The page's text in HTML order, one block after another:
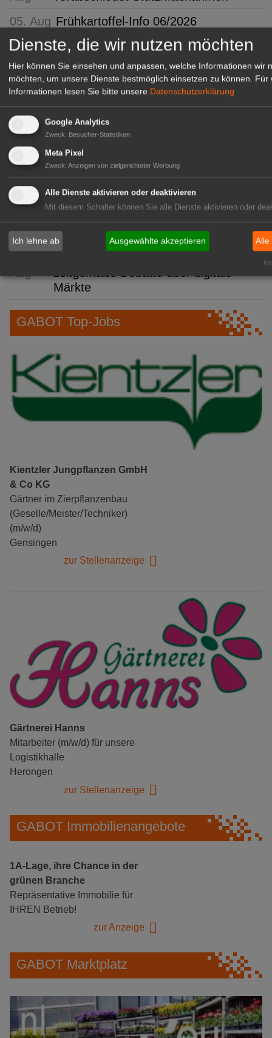
05. Aug Frühkartoffel-Info 06/2026
05.
Aug
Österreich: Erfolgreicher Auftakt für
"HORNBACH macht Schule"
05.
Schweiz: Der zwetschgenblaue
GaLaBau 2026: Vernetzung schafft
Mehrwert
05.
Aug
Gartenbau im Norden:
Nachwuchsgärtner*innen
freigesprochen
05.
Aug
DWD: Deutschlandwetter im Juli
2026
Aug
zeitgemäße Debatte über digitale
Märkte
GABOT Top-Jobs
Kientzler Jungpflanzen GmbH
& Co KG
Gärtner im Zierpflanzenbau
(Geselle/Meister/Techniker)
(m/w/d)
Gensingen
zur Stellenanzeige
Gärtnerei Hanns
Mitarbeiter (m/w/d) für unsere
Logistikhalle
Herongen
zur Stellenanzeige
GABOT Immobilienangebote
1A-Lage, ihre Chance in der
grünen Branche
Repräsentative Immobilie für
IHREN Betrieb!
zur Anzeige
GABOT Marktplatz
Dienste, die wir nutzen möchten
Hier können Sie einsehen und anpassen, welche Informationen wir
möchten, um unsere Dienste bestmöglich einsetzen zu können.
Für
Informationen lesen Sie bitte unsere Datenschutzerklärung
Google Analytics
Zweck: Besucher-Statistiken
Meta Pixel
Zweck: Anzeigen von zielgerichteter Werbung
Alle Dienste aktivieren oder deaktivieren
Mit diesem Schalter können Sie alle Dienste aktivieren oder
Ich lehne ab Ausgewählte akzeptieren Alle